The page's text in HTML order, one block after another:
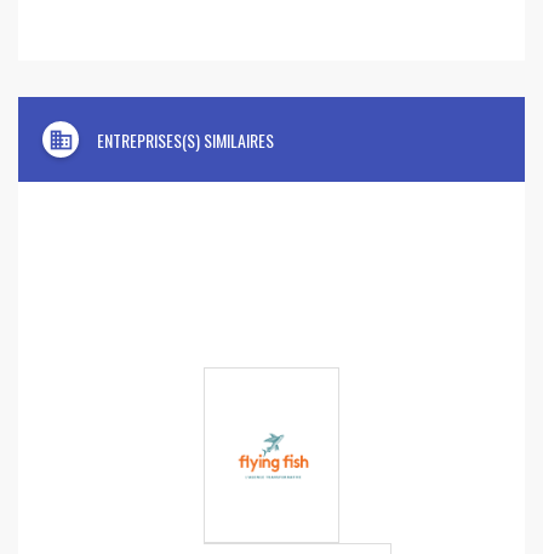
domain ENTREPRISES(S) SIMILAIRES